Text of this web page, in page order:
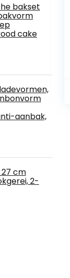
bakset
cake
aanbak,
27 cm
2-